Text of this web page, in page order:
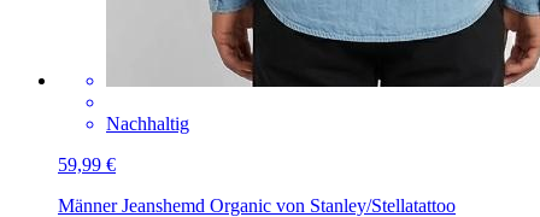
Nachhaltig
59,99 €
Männer Jeanshemd Organic von Stanley/Stellatattoo